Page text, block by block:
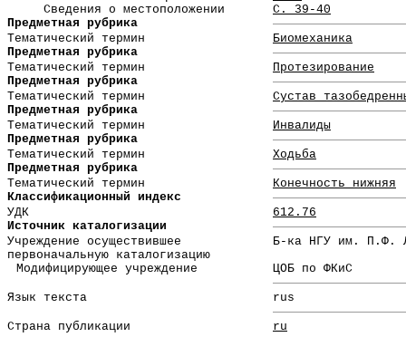
Сведения о местоположении
С. 39-40
Предметная рубрика
Тематический термин
Биомеханика
Предметная рубрика
Тематический термин
Протезирование
Предметная рубрика
Тематический термин
Сустав
Предметная рубрика
Тематический термин
Инвалиды
Предметная рубрика
Тематический термин
Ходьба
Предметная рубрика
Тематический термин
Конечность нижняя
Классификационный индекс
УДК
612.76
Источник каталогизации
Учреждение осуществившее
первоначальную каталогизацию
Б-ка НГУ им. П.Ф.
Модифицирующее учреждение
ЦОБ по ФКиС
Язык текста rus
Страна публикации ru